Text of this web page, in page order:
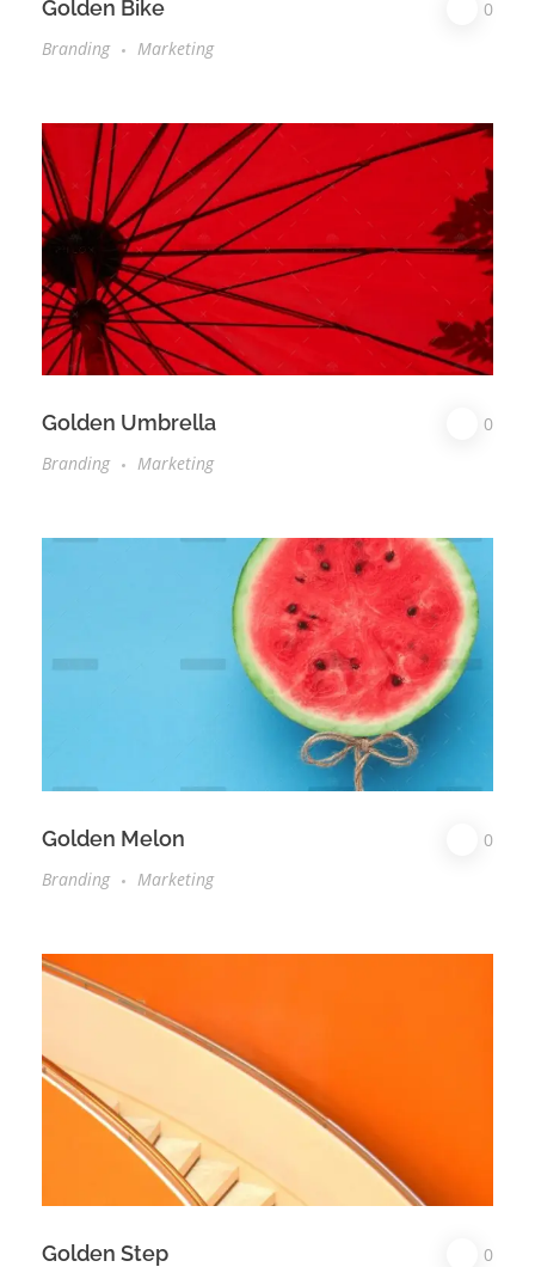
Golden Bike
0
Branding
Marketing
Golden Umbrella
0
Branding
Marketing
Golden Melon
0
Branding
Marketing
Golden Step 0